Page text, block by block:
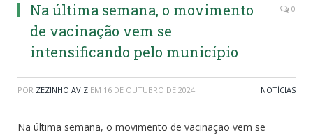
Na última semana, o movimento
de vacinação vem se
intensificando pelo município
0
POR ZEZINHO AVIZ EM 16 DE OUTUBRO DE 2024 NOTÍCIAS
Na última semana, o movimento de vacinação vem se